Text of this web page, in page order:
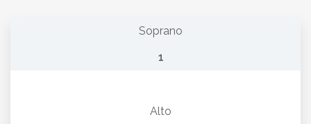
Soprano
1
Alto